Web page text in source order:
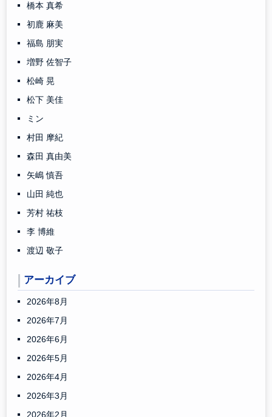
橋本 真希
初鹿 麻美
福島 朋実
増野 佐智子
松崎 晃
松下 美佳
ミン
村田 摩紀
森田 真由美
矢嶋 慎吾
山田 純也
芳村 祐枝
李 博維
渡辺 敬子
アーカイブ
2026年8月
2026年7月
2026年6月
2026年5月
2026年4月
2026年3月
2026年2月